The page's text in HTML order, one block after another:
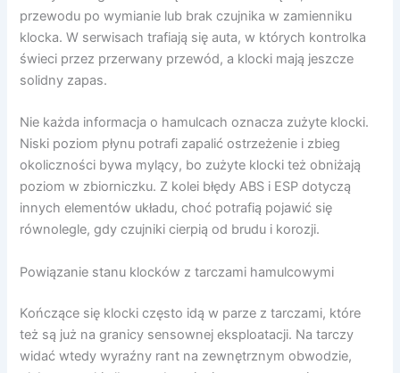
przewodu po wymianie lub brak czujnika w zamienniku
klocka. W serwisach trafiają się auta, w których kontrolka
świeci przez przerwany przewód, a klocki mają jeszcze
solidny zapas.
Nie każda informacja o hamulcach oznacza zużyte klocki.
Niski poziom płynu potrafi zapalić ostrzeżenie i zbieg
okoliczności bywa mylący, bo zużyte klocki też obniżają
poziom w zbiorniczku. Z kolei błędy ABS i ESP dotyczą
innych elementów układu, choć potrafią pojawić się
równolegle, gdy czujniki cierpią od brudu i korozji.
Powiązanie stanu klocków z tarczami hamulcowymi
Kończące się klocki często idą w parze z tarczami, które
też są już na granicy sensownej eksploatacji. Na tarczy
widać wtedy wyraźny rant na zewnętrznym obwodzie,